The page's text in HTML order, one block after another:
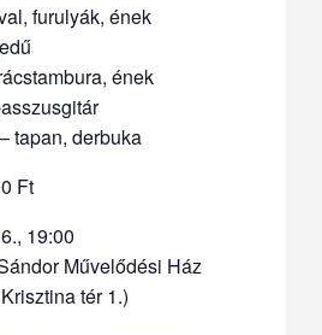
furulyák, ének
ének
– tapan, derbuka
Ft
19:00
Művelődési Ház
tér 1.)